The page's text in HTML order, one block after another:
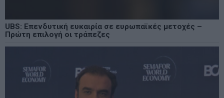
UBS: Επενδυτική ευκαιρία σε ευρωπαϊκές μετοχές –
Πρώτη επιλογή οι τράπεζες